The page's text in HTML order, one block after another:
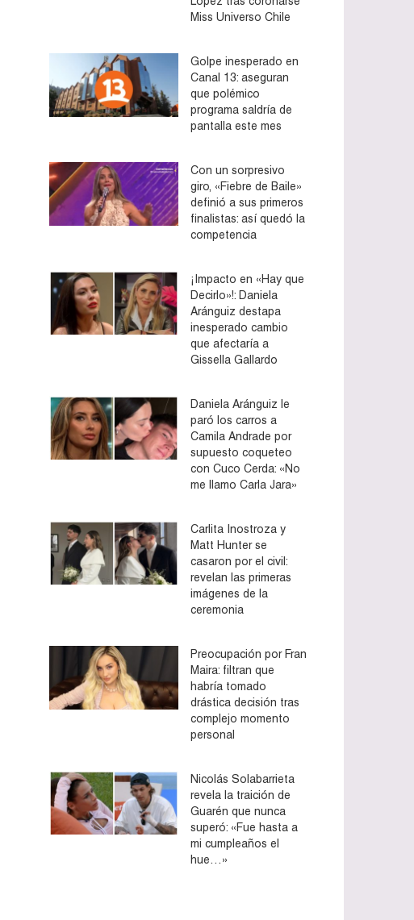
Miss Universo Chile
Golpe inesperado en
Canal 13: aseguran
que polémico
programa saldría de
pantalla este mes
Con un sorpresivo
giro, «Fiebre de Baile»
definió a sus primeros
finalistas: así quedó la
competencia
¡Impacto en «Hay que
Decirlo»!: Daniela
Aránguiz destapa
inesperado cambio
que afectaría a
Gissella Gallardo
Daniela Aránguiz le
paró los carros a
Camila Andrade por
supuesto coqueteo
con Cuco Cerda: «No
me llamo Carla Jara»
Carlita Inostroza y
Matt Hunter se
casaron por el civil:
revelan las primeras
imágenes de la
ceremonia
Preocupación por Fran
Maira: filtran que
habría tomado
drástica decisión tras
complejo momento
personal
Nicolás Solabarrieta
revela la traición de
Guarén que nunca
superó: «Fue hasta a
mi cumpleaños el
hue…»